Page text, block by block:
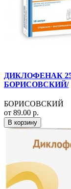
ДИКЛОФЕНАК
БОРИСОВСКИЙ/
БОРИСОВСКИЙ
от 89.00 р.
В корзину